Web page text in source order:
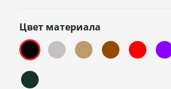
Цвет материала